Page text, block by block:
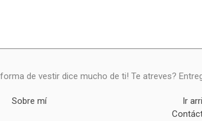
de vestir dice mucho de ti! Te atreves?
Sobre mí
Ir